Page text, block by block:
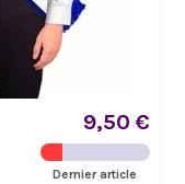
9,50 €
Dernier article